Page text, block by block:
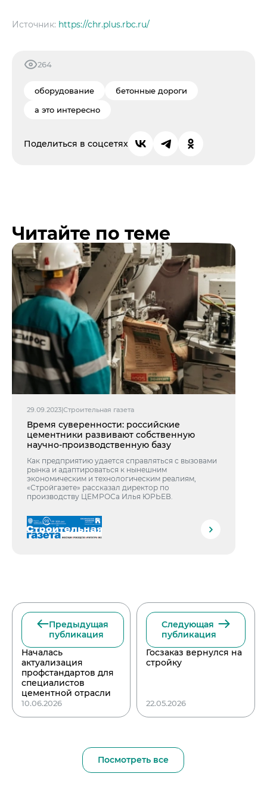
Источник: https://chr.plus.rbc.ru/
264
оборудование
бетонные дороги
а это интересно
Поделиться в соцсетях
Читайте по теме
29.09.2023|Строительная газета
Время суверенности: российские
цементники развивают собственную
научно-производственную базу
Как предприятию удается справляться с вызовами
рынка и адаптироваться к нынешним
экономическим и технологическим реалиям,
«Стройгазете» рассказал директор по
производству ЦЕМРОСа Илья ЮРЬЕВ.
Предыдущая
публикация
Началась
актуализация
профстандартов для
специалистов
цементной отрасли
10.06.2026
Следующая
публикация
Госзаказ вернулся на
стройку
22.05.2026
Посмотреть все